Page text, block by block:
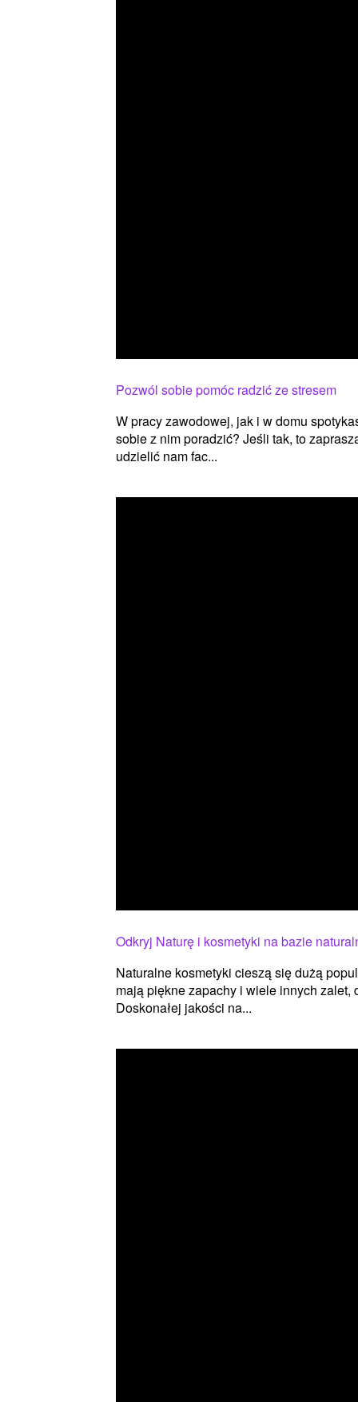
Pozwól sobie pomóc radzić ze stresem
W pracy zawodowej, jak i w domu
sobie z nim poradzić? Jeśli tak, to
udzielić nam fac...
Odkryj Naturę i kosmetyki na bazie
Naturalne kosmetyki cieszą się dużą
mają piękne zapachy i wiele innych zalet,
Doskonałej jakości na...